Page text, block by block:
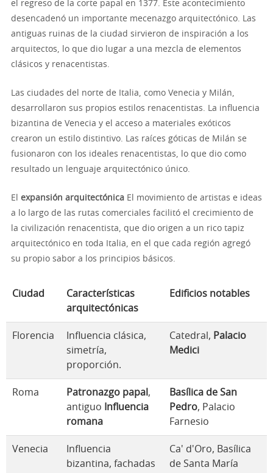
el regreso de la corte papal en 1377. Este acontecimiento
desencadenó un importante mecenazgo arquitectónico. Las
antiguas ruinas de la ciudad sirvieron de inspiración a los
arquitectos, lo que dio lugar a una mezcla de elementos
clásicos y renacentistas.
Las ciudades del norte de Italia, como Venecia y Milán,
desarrollaron sus propios estilos renacentistas. La influencia
bizantina de Venecia y el acceso a materiales exóticos
crearon un estilo distintivo. Las raíces góticas de Milán se
fusionaron con los ideales renacentistas, lo que dio como
resultado un lenguaje arquitectónico único.
El expansión arquitectónica El movimiento de artistas e ideas
a lo largo de las rutas comerciales facilitó el crecimiento de
la civilización renacentista, que dio origen a un rico tapiz
arquitectónico en toda Italia, en el que cada región agregó
su propio sabor a los principios básicos.
Ciudad
Características
arquitectónicas
Edificios notables
Florencia
Influencia clásica,
simetría,
proporción.
Catedral, Palacio
Medici
Roma Patronazgo papal ,
antiguo
Influencia
romana
Basílica de San
Pedro, Palacio
Farnesio
Venecia
Influencia
bizantina, fachadas
Ca' d'Oro, Basílica
de Santa María